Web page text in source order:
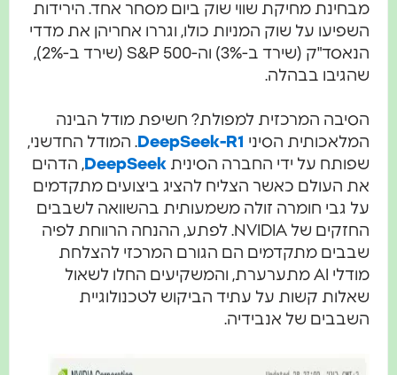
מבחינת מחיקת שווי שוק ביום מסחר אחד. הירידות
השפיעו על שוק המניות כולו, וגררו אחריהן את מדדי
הנאסד"ק (שירד ב-3%) וה-S&P 500 (שירד ב-2%),
שהגיבו בבהלה.
הסיבה המרכזית למפולת? חשיפת מודל הבינה
המלאכותית הסיני DeepSeek-R1 . המודל החדשני,
שפותח על ידי החברה הסינית DeepSeek , הדהים
את העולם כאשר הצליח להציג ביצועים מתקדמים
על גבי חומרה זולה משמעותית בהשוואה לשבבים
החזקים של NVIDIA. לפתע, ההנחה הרווחת לפיה
שבבים מתקדמים הם הגורם המרכזי להצלחת
מודלי AI מתערערת, והמשקיעים החלו לשאול
שאלות קשות על עתיד הביקוש לטכנולוגיית
השבבים של אנבידיה.